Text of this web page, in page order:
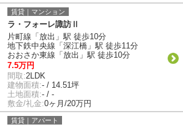
賃貸｜マンション
ラ・フォーレ諏訪Ⅱ
片町線「放出」駅 徒歩10分
地下鉄中央線「深江橋」駅 徒歩11分
おおさか東線「放出」駅 徒歩10分
7.5万円
間取:2LDK
建物面積:- / 14.51坪
土地面積:- / -
敷金/礼金:0ヶ月/20万円
賃貸｜アパート